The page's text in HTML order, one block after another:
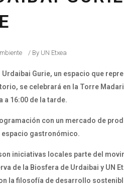
By UN Etxea
Gurie, un espacio que
se celebrará en la Torre
a 16:00 de la tarde.
con un mercado de
espacio gastronómico.
iniciativas locales parte del
de la Biosfera de Urdaibai y UN
la filosofía de desarrollo